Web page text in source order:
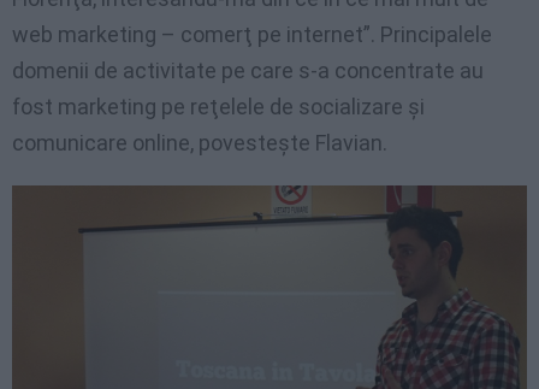
web marketing – comerţ pe internet”. Principalele
domenii de activitate pe care s-a concentrate au
fost marketing pe reţelele de socializare şi
comunicare online, povesteşte Flavian.